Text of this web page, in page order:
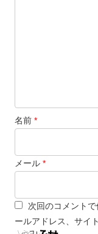
名前 *
メール *
次回のコメント
ールアドレス、サイ